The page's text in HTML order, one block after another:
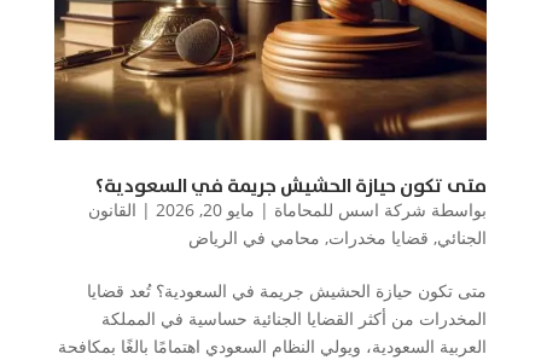
متى تكون حيازة الحشيش جريمة في السعودية؟
بواسطة شركة اسس للمحاماة | مايو 20, 2026 | القانون
الجنائي, قضايا مخدرات, محامي في الرياض
متى تكون حيازة الحشيش جريمة في السعودية؟ تُعد قضايا
المخدرات من أكثر القضايا الجنائية حساسية في المملكة
العربية السعودية، ويولي النظام السعودي اهتمامًا بالغًا بمكافحة